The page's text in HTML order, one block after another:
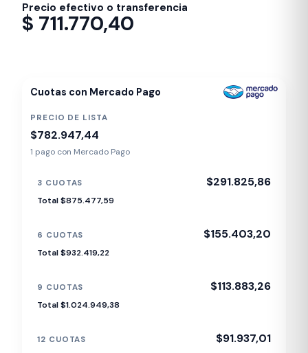
Precio efectivo o transferencia
$ 711.770,40
Cuotas con Mercado Pago
PRECIO DE LISTA
$782.947,44
1 pago con Mercado Pago
3 CUOTAS $291.825,86
Total $875.477,59
6 CUOTAS $155.403,20
Total $932.419,22
9 CUOTAS $113.883,26
Total $1.024.949,38
12 CUOTAS $91.937,01